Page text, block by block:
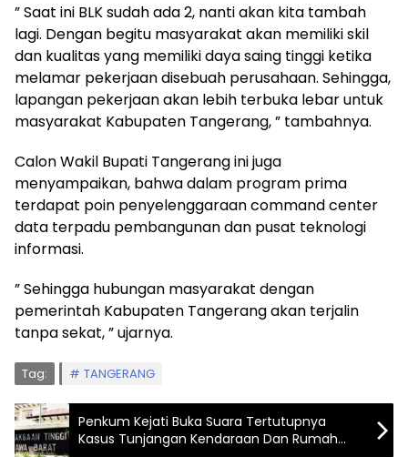
” Saat ini BLK sudah ada 2, nanti akan kita tambah
lagi. Dengan begitu masyarakat akan memiliki skil
dan kualitas yang memiliki daya saing tinggi ketika
melamar pekerjaan disebuah perusahaan. Sehingga,
lapangan pekerjaan akan lebih terbuka lebar untuk
masyarakat Kabupaten Tangerang, ” tambahnya.
Calon Wakil Bupati Tangerang ini juga
menyampaikan, bahwa dalam program prima
terdapat poin penyelenggaraan command center
data terpadu pembangunan dan pusat teknologi
informasi.
” Sehingga hubungan masyarakat dengan
pemerintah Kabupaten Tangerang akan terjalin
tanpa sekat, ” ujarnya.
Tag: TANGERANG
Penkum Kejati Buka Suara Tertutupnya
Kasus Tunjangan Kendaraan Dan Rumah